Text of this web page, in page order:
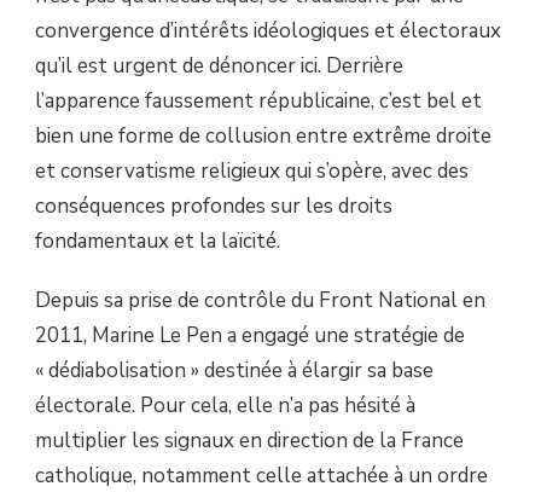
convergence d’intérêts idéologiques et électoraux
qu’il est urgent de dénoncer ici. Derrière
l’apparence faussement républicaine, c’est bel et
bien une forme de collusion entre extrême droite
et conservatisme religieux qui s’opère, avec des
conséquences profondes sur les droits
fondamentaux et la laïcité.
Depuis sa prise de contrôle du Front National en
2011, Marine Le Pen a engagé une stratégie de
« dédiabolisation » destinée à élargir sa base
électorale. Pour cela, elle n’a pas hésité à
multiplier les signaux en direction de la France
catholique, notamment celle attachée à un ordre